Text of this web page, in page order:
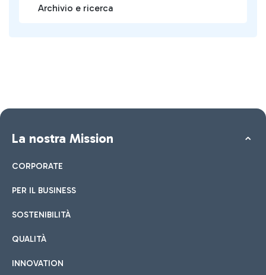
Archivio e ricerca
La nostra Mission
CORPORATE
PER IL BUSINESS
SOSTENIBILITÀ
QUALITÀ
INNOVATION